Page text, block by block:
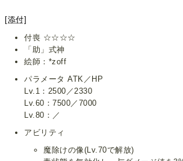
[添付]
付喪 ☆☆☆☆
「助」式神
絵師：*zoff
パラメータ ATK／HP
Lv.1：2500／2330
Lv.60：7500／7000
Lv.80：／
アビリティ
魔除けの像(Lv.70で解放)